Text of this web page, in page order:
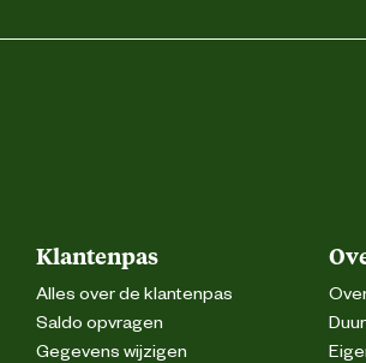
Klantenpas
Alles over de klantenpas
Saldo opvragen
Gegevens wijzigen